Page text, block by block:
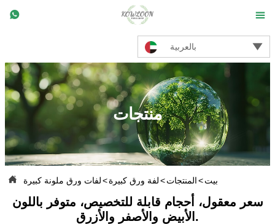
 
بالعربية 
منتجات
 بيت>المنتجات>لفة ورق كبيرة>لفات ورق ملونة كبيرة
سعر معقول، أحجام قابلة للتخصيص، متوفر باللون
الأبيض والأصفر والأزرق.